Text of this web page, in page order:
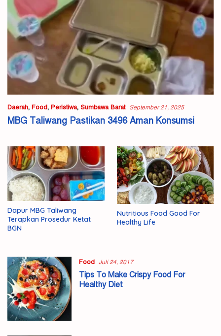
Daerah, Food, Peristiwa, Sumbawa Barat September 21, 2025
MBG Taliwang Pastikan 3496 Aman Konsumsi
Dapur MBG Taliwang
Terapkan Prosedur Ketat
BGN
Nutritious Food Good For
Healthy Life
Food Juli 24, 2017
Tips To Make Crispy Food For
Healthy Diet